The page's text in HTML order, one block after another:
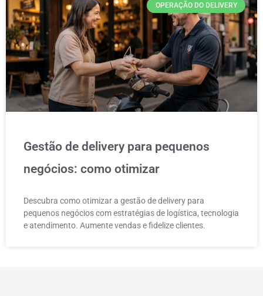
OPERAÇÃO DO DELIVERY
Gestão de delivery para pequenos
negócios: como otimizar
Descubra como otimizar a gestão de delivery para
pequenos negócios com estratégias de logística, tecnologia
e atendimento. Aumente vendas e fidelize clientes.